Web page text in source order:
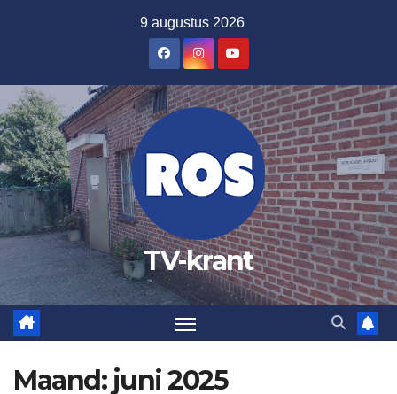
inhoud
9 augustus 2026
TV-krant
Maand: juni 2025